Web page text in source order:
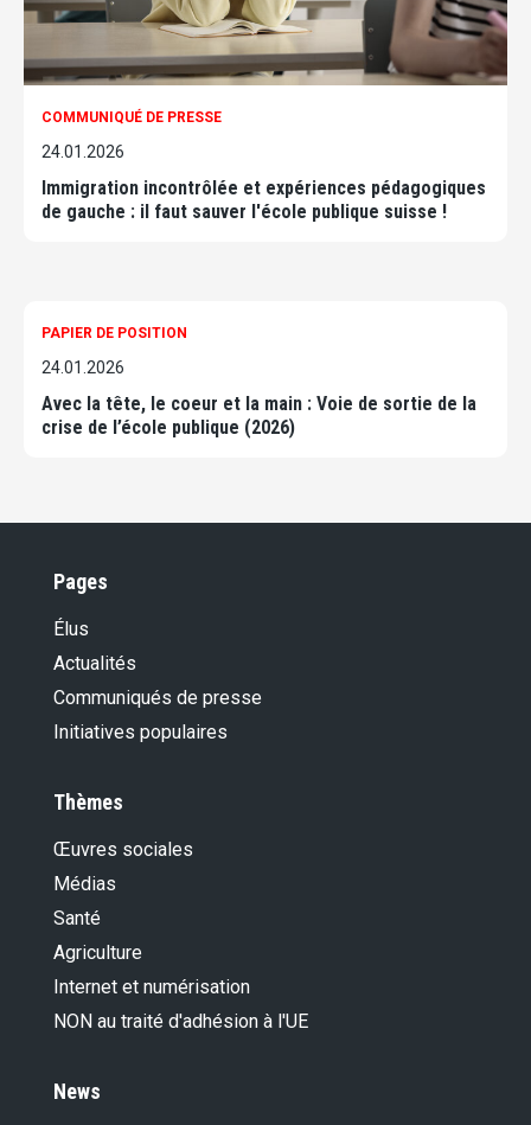
COMMUNIQUÉ DE PRESSE
24.01.2026
Immigration incontrôlée et expériences pédagogiques
de gauche : il faut sauver l'école publique suisse !
PAPIER DE POSITION
24.01.2026
Avec la tête, le coeur et la main : Voie de sortie de la
crise de l’école publique (2026)
Pages
Élus
Actualités
Communiqués de presse
Initiatives populaires
Thèmes
Œuvres sociales
Médias
Santé
Agriculture
Internet et numérisation
NON au traité d'adhésion à l'UE
News